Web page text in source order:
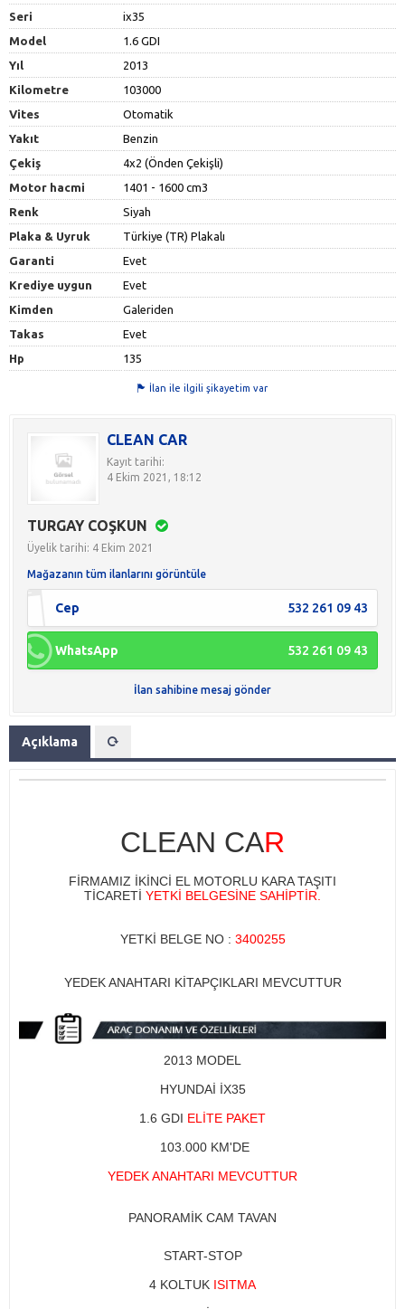
Seri
ix35
Model
1.6 GDI
Yıl
2013
Kilometre
103000
Vites
Otomatik
Yakıt
Benzin
Çekiş
4x2 (Önden Çekişli)
Motor hacmi
1401 - 1600 cm3
Renk
Siyah
Plaka & Uyruk
Türkiye (TR) Plakalı
Garanti
Evet
Krediye uygun
Evet
Kimden
Galeriden
Takas
Evet
Hp
135
İlan ile ilgili şikayetim var
CLEAN CAR
Kayıt tarihi:
4 Ekim 2021, 18:12
TURGAY COŞKUN
Üyelik tarihi: 4 Ekim 2021
Mağazanın tüm ilanlarını görüntüle
Cep 532 261 09 43
WhatsApp 532 261 09 43
İlan sahibine mesaj gönder
Açıklama
CLEAN CAR
FİRMAMIZ İKİNCİ EL MOTORLU KARA TAŞITI
TİCARETİ YETKİ BELGESİNE SAHİPTİR.
YETKİ BELGE NO : 3400255​
YEDEK ANAHTARI KİTAPÇIKLARI MEVCUTTUR
2013 MODEL​
HYUNDAİ İX35
1.6 GDI ELİTE PAKET
103.000 KM'DE
YEDEK ANAHTARI MEVCUTTUR
PANORAMİK CAM TAVAN
START-STOP
4 KOLTUK ISITMA